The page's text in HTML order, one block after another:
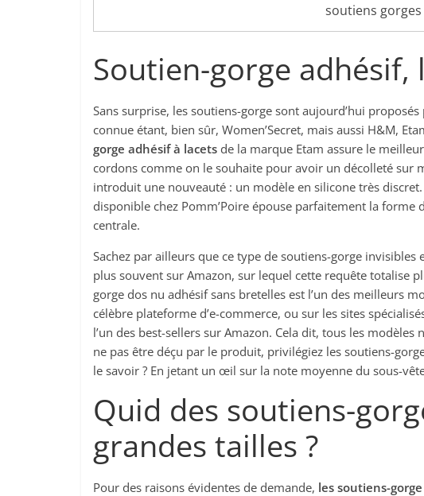
soutiens
Soutien-gorge adhésif,
Sans surprise, les soutiens-gorge sont aujourd’hui
connue étant, bien sûr, Women’Secret, mais aussi H&M,
gorge adhésif à lacets de la marque Etam assure le
cordons comme on le souhaite pour avoir un décolleté sur
introduit une nouveauté : un modèle en silicone très discret.
disponible chez Pomm’Poire épouse parfaitement la
centrale.
Sachez par ailleurs que ce type de soutiens-gorge
plus souvent sur Amazon, sur lequel cette requête totalise
gorge dos nu adhésif sans bretelles est l’un des meilleurs
célèbre plateforme d’e-commerce, ou sur les sites
l’un des best-sellers sur Amazon. Cela dit, tous les
ne pas être déçu par le produit, privilégiez les soutiens-
le savoir ? En jetant un œil sur la note moyenne du sous-
Quid des soutiens-
grandes tailles ?
Pour des raisons évidentes de demande, les soutiens-